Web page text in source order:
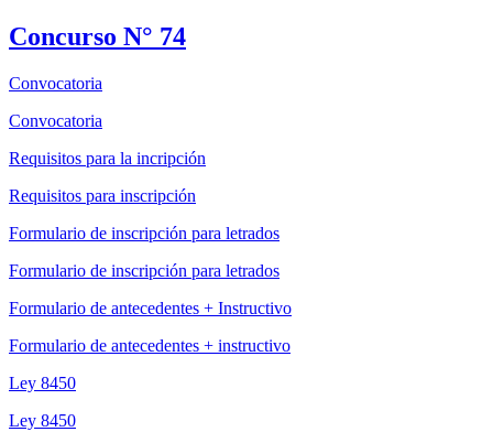
Concurso N° 74
Convocatoria
Convocatoria
Requisitos para la incripción
Requisitos para inscripción
Formulario de inscripción para letrados
Formulario de inscripción para letrados
Formulario de antecedentes + Instructivo
Formulario de antecedentes + instructivo
Ley 8450
Ley 8450